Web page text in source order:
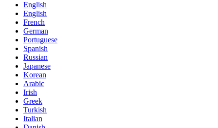
English
English
French
German
Portuguese
Spanish
Russian
Japanese
Korean
Arabic
Irish
Greek
Turkish
Italian